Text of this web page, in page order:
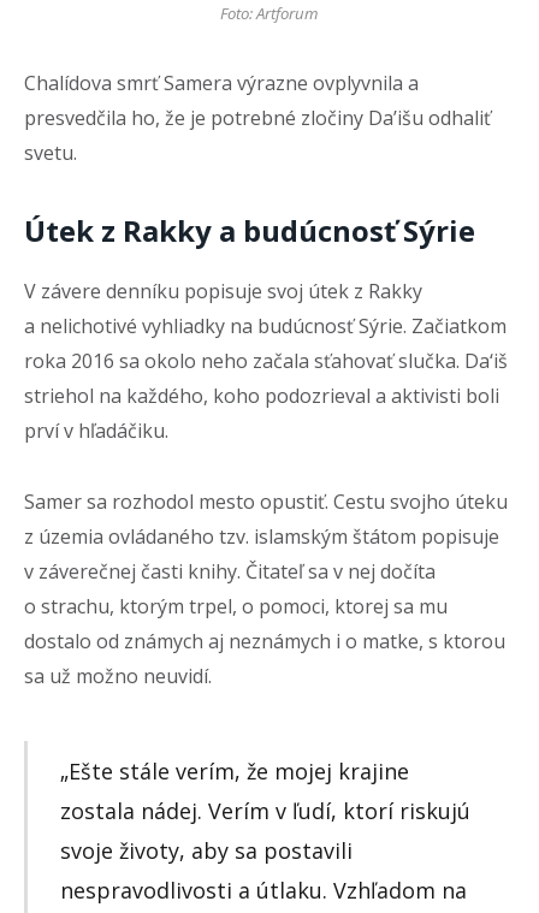
Foto: Artforum
Chalídova smrť Samera výrazne ovplyvnila a
presvedčila ho, že je potrebné zločiny Da’išu odhaliť
svetu.
Útek z Rakky a budúcnosť Sýrie
V závere denníku popisuje svoj útek z Rakky
a nelichotivé vyhliadky na budúcnosť Sýrie. Začiatkom
roka 2016 sa okolo neho začala sťahovať slučka. Da‘iš
striehol na každého, koho podozrieval a aktivisti boli
prví v hľadáčiku.
Samer sa rozhodol mesto opustiť. Cestu svojho úteku
z územia ovládaného tzv. islamským štátom popisuje
v záverečnej časti knihy. Čitateľ sa v nej dočíta
o strachu, ktorým trpel, o pomoci, ktorej sa mu
dostalo od známych aj neznámych i o matke, s ktorou
sa už možno neuvidí.
„Ešte stále verím, že mojej krajine
zostala nádej. Verím v ľudí, ktorí riskujú
svoje životy, aby sa postavili
nespravodlivosti a útlaku. Vzhľadom na